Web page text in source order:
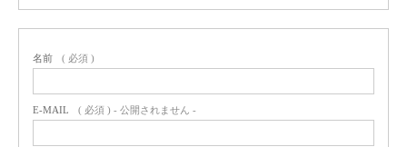
名前 ( 必須 )
E-MAIL ( 必須 ) - 公開されません -